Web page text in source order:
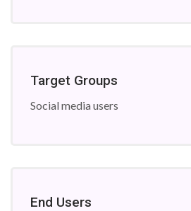
Target Groups
Social media users
End Users